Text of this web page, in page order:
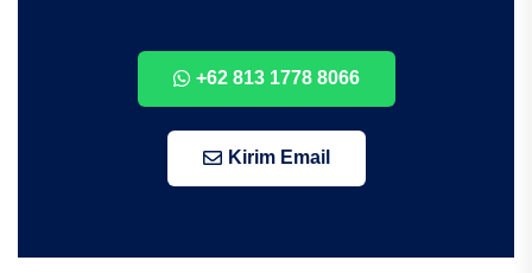
+62 813 1778 8066
Kirim Email